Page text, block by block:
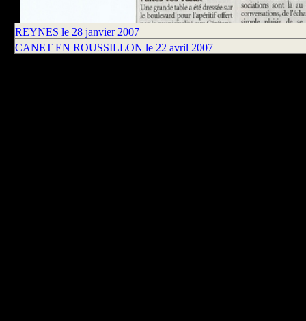
REYNES le 28 janvier 2007
CANET EN ROUSSILLON le 22 avril 2007